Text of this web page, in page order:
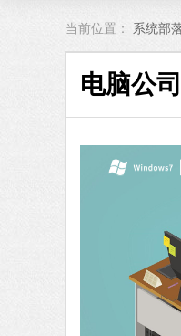
当前位置： 系统部
电脑公